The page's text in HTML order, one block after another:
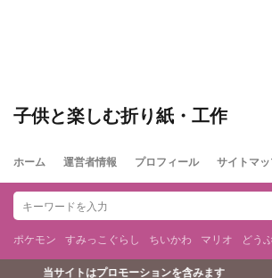
子供と楽しむ折り紙・工作
ホーム 運営者情報 プロフィール サイトマ
ポケモン すみっこぐらし ちいかわ マリオ どう
ロモーションを含みます